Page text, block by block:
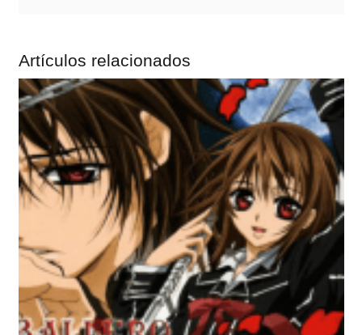
Artículos relacionados